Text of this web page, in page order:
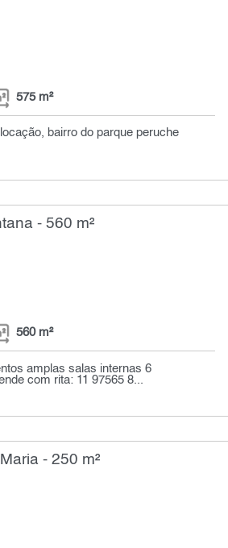
575 m²
bairro do parque peruche
- 560 m²
560 m²
amplas salas internas 6
com rita: 11 97565 8...
- 250 m²